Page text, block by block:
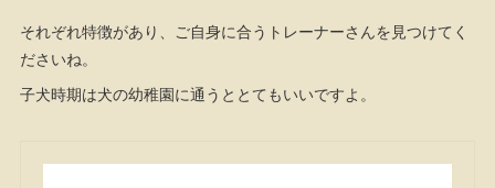
それぞれ特徴があり、ご自身に合うトレーナーさんを見つけてく
ださいね。
子犬時期は犬の幼稚園に通うととてもいいですよ。